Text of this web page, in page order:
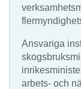
Ansvariga
arbets- och